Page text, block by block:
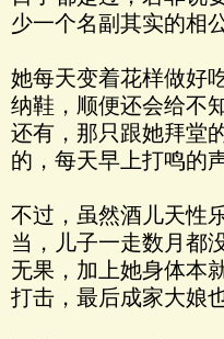
少一个名副其实的相公
她每天变着花样做好
纳鞋，顺便还会给不
还有，那只跟她拜堂
的，每天早上打鸣的
不过，虽然酒儿天性
当，儿子一走数月都
无果，加上她身体本
打击，最后成家大娘